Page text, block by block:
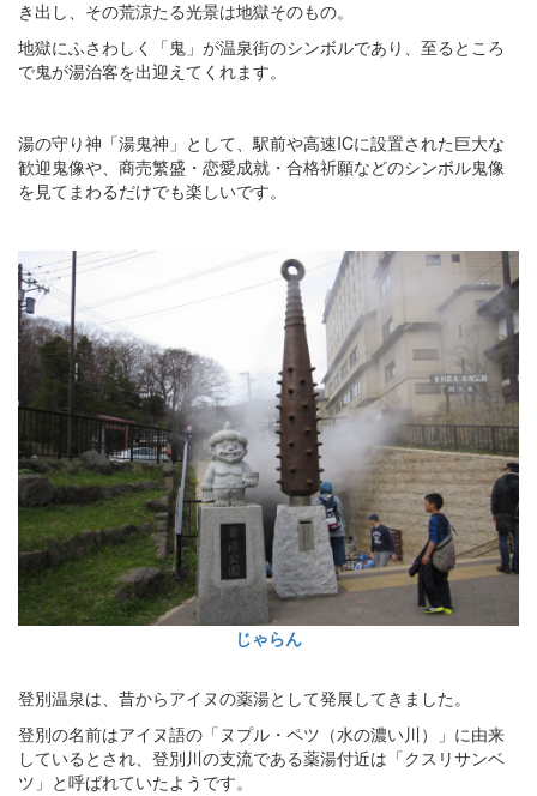
き出し、その荒涼たる光景は地獄そのもの。
地獄にふさわしく「鬼」が温泉街のシンボルであり、至るところ
で鬼が湯治客を出迎えてくれます。
湯の守り神「湯鬼神」として、駅前や高速ICに設置された巨大な
歓迎鬼像や、商売繁盛・恋愛成就・合格祈願などのシンボル鬼像
を見てまわるだけでも楽しいです。
じゃらん
登別温泉は、昔からアイヌの薬湯として発展してきました。
登別の名前はアイヌ語の「ヌプル・ペツ（水の濃い川）」に由来
しているとされ、登別川の支流である薬湯付近は「クスリサンベ
ツ」と呼ばれていたようです。